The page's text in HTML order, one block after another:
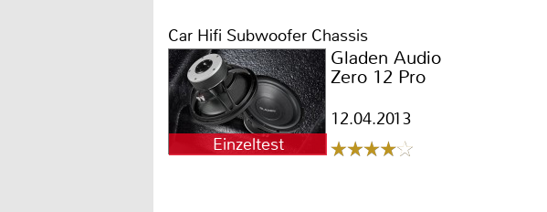
Car Hifi Subwoofer Chassis
Einzeltest
Gladen Audio
Zero 12 Pro
12.04.2013